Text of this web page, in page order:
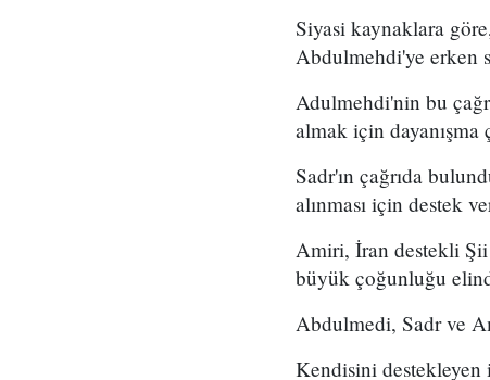
Siyasi kaynaklara
Abdulmehdi'ye erken
Adulmehdi'nin bu
almak için dayanışma
Sadr'ın çağrıda
alınması için destek
Amiri, İran destekli Şii
büyük çoğunluğu
Abdulmedi, Sadr ve
Kendisini